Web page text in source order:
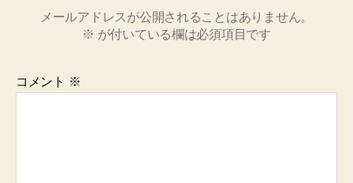
メールアドレスが公開されることはありません。
※ が付いている欄は必須項目です
コメント ※